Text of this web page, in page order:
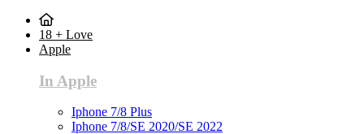
18 + Love
Apple
In Apple
Iphone 7/8 Plus
Iphone 7/8/SE 2020/SE 2022